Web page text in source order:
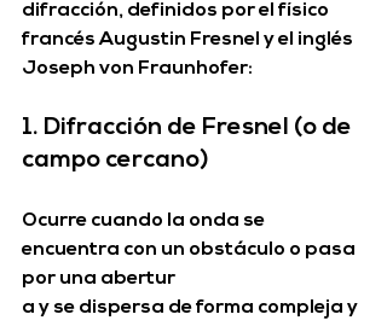
difracción, definidos por el físico
francés Augustin Fresnel y el inglés
Joseph von Fraunhofer:
1. Difracción de Fresnel (o de
campo cercano)
Ocurre cuando la onda se
encuentra con un obstáculo o pasa
por una abertur
a y se dispersa de forma compleja y